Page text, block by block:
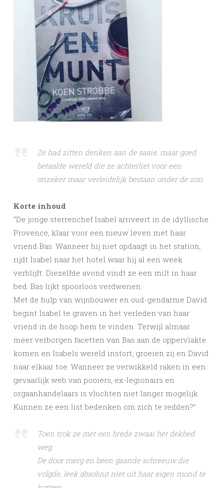
Ze had zitten denken aan de saaie, maar goed
betaalde wereld die ze achterliet voor een
onzeker maar verleidelijk bestaan onder de zon.
Korte inhoud
“De jonge sterrenchef Isabel arriveert in de idyllische
Provence, klaar voor een nieuw leven met haar
vriend Bas. Wanneer hij niet opdaagt in het station,
rijdt Isabel naar het hotel waar hij al een week
verblijft. Diezelfde avond vindt ze een milt in haar
bed. Bas lijkt spoorloos verdwenen.
Met de hulp van wijnbouwer en oud-gendarme David
begint Isabel te graven in het verleden van haar
vriend in de hoop hem te vinden. Terwijl almaar
meer verborgen facetten van Bas aan de oppervlakte
komen en Isabels wereld instort, groeien zij en David
naar elkaar toe. Wanneer ze verwikkeld raken in een
gevaarlijk web van pooiers, ex-legionairs en
orgaanhandelaars is vluchten niet langer mogelijk.
Kunnen ze een list bedenken om zich te redden?”
Toen trok ze met een brede zwaai het dekbed
weg.
De door merg en been gaande schreeuw die
volgde, leek absoluut niet uit haar eigen mond te